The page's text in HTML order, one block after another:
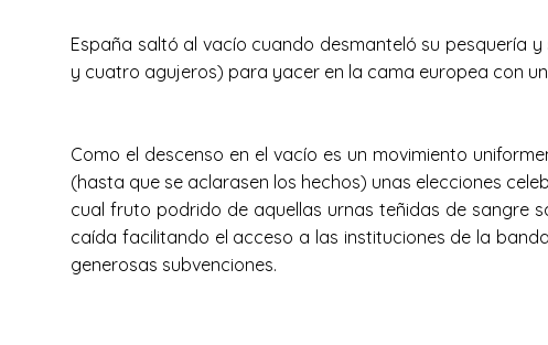
España saltó al vacío cuando desmanteló su pesquería
y cuatro agujeros) para yacer en la cama europea con
Como el descenso en el vacío es un movimiento
(hasta que se aclarasen los hechos) unas elecciones
cual fruto podrido de aquellas urnas teñidas de sangre
caída facilitando el acceso a las instituciones de la
generosas subvenciones.